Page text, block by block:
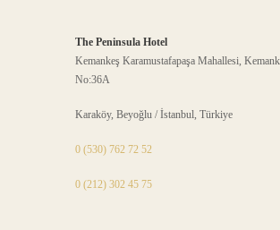
The Peninsula Hotel
Kemankeş Karamustafapaşa Mahallesi,
No:36A
Karaköy, Beyoğlu / İstanbul, Türkiye
0 (530) 762 72 52
0 (212) 302 45 75